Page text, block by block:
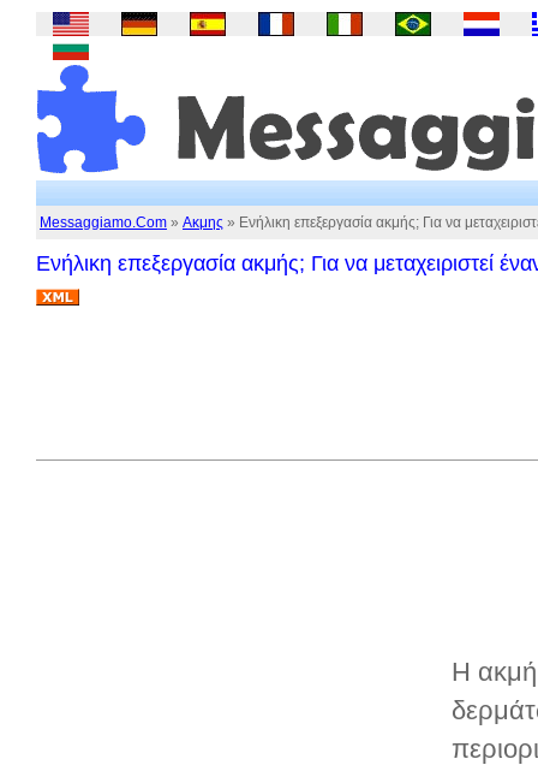
Messaggiamo.Com » Ακμης » Ενήλικη επεξεργασία ακμής; Για να
Ενήλικη επεξεργασία ακμής; Για να μεταχειριστεί
Η ακμή